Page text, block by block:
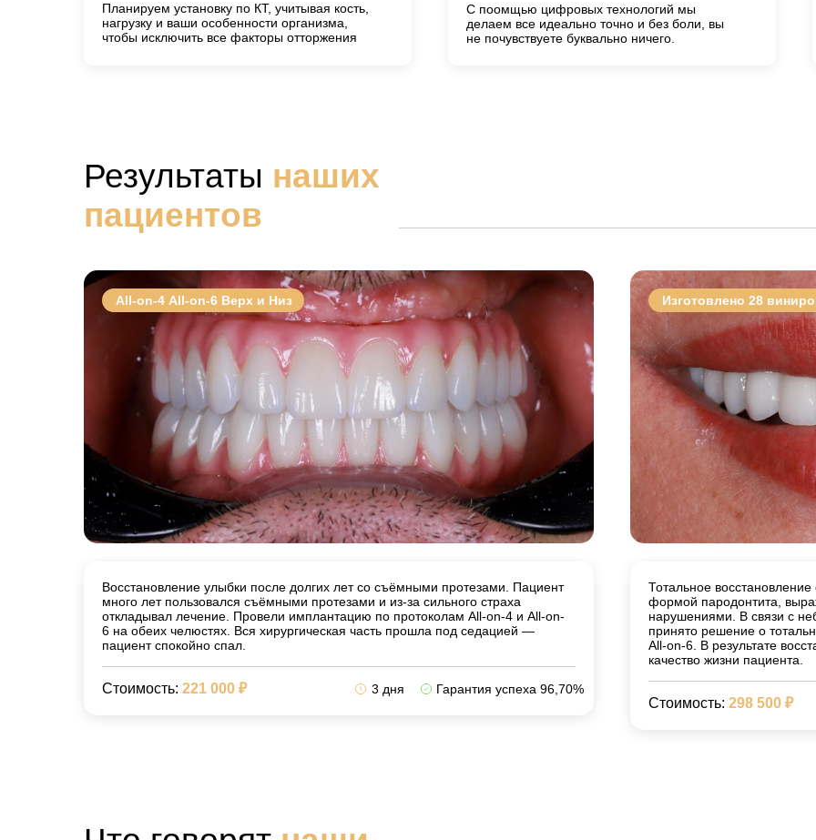
С поомщью цифровых технологий мы
делаем все идеально точно и без боли, вы
не почувствуете буквально ничего.
Планируем установку по КТ, учитывая кость,
нагрузку и ваши особенности организма,
чтобы исключить все факторы отторжения
Результаты наших
пациентов
Аll-on-4 Аll-on-6 Верх и Низ
Восстановление улыбки после долгих лет со съёмными протезами. Пациент
много лет пользовался съёмными протезами и из-за сильного страха
откладывал лечение. Провели имплантацию по протоколам All-on-4 и All-on-
6 на обеих челюстях. Вся хирургическая часть прошла под седацией —
пациент спокойно спал.
Стоимость: 221 000 ₽ Гарантия успеха 96,70%
3 дня
Изготовлено 28
Тотальное
формой пародонтита,
нарушениями. В связи с
принято решение о
All-on-6. В результате
качество жизни пациента.
Стоимость: 298 500 ₽